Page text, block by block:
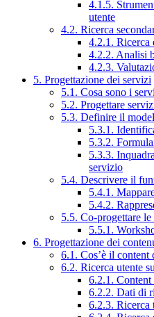
4.1.5.
utente
4.2. Ricerca
4.2.1. Ricerca
4.2.2. Analisi
4.2.3.
5. Progettazione dei servizi
5.1. Cosa sono i
5.2. Progettare
5.3. Definire il
5.3.1.
5.3.2.
5.3.3.
servizio
5.4. Descrivere il
5.4.1.
5.4.2.
5.5. Co-progettare
5.5.1.
6. Progettazione dei
6.1. Cos’è il content
6.2. Ricerca utente
6.2.1.
6.2.2. Dati di
6.2.3. Ricerca